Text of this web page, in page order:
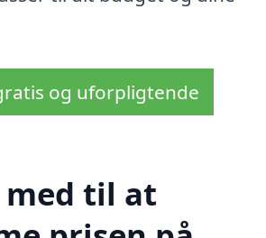
og uforpligtende
med til at